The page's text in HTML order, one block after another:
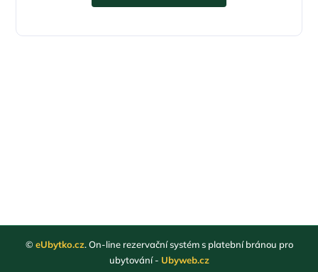
© eUbytko.cz. On-line rezervační systém s platební bránou pro
ubytování - Ubyweb.cz